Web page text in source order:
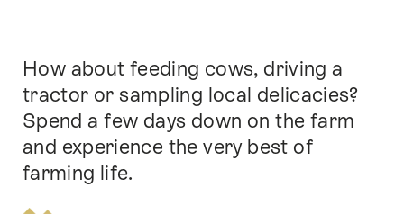
Intro
How about feeding cows, driving a
tractor or sampling local delicacies?
Spend a few days down on the farm
and experience the very best of
farming life.